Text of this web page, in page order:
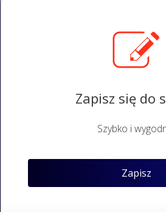
Zapisz się do
Szybko i
Zapisz